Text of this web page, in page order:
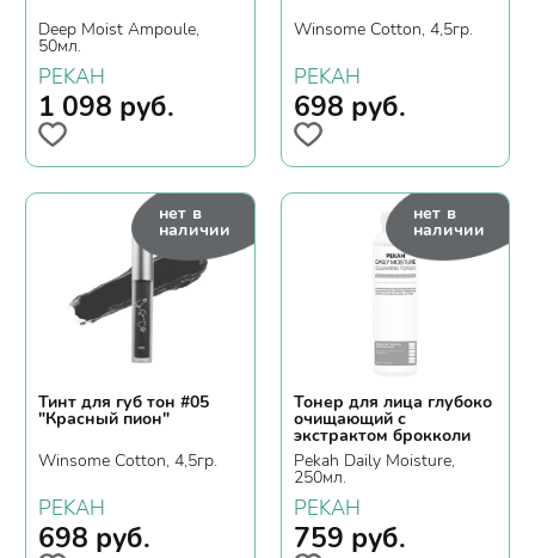
Deep Moist Ampoule,
50мл.
PEKAH
1 098 руб.
Winsome Cotton, 4,5гр.
PEKAH
698 руб.
нет в
наличии
Тинт для губ тон #05
"Красный пион"
Winsome Cotton, 4,5гр.
PEKAH
698 руб.
нет в
наличии
Тонер для лица глубоко
очищающий с
экстрактом брокколи
Pekah Daily Moisture,
250мл.
PEKAH
759 руб.